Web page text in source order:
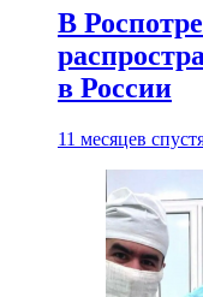
В
в России
11 месяцев